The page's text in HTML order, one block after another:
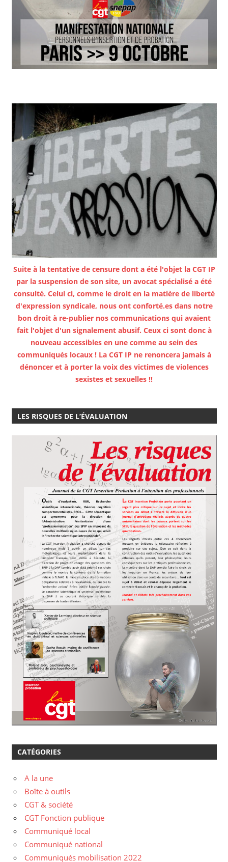
Suite à la tentative de censure dont a été l'objet la CGT IP
par la suspension de son site, un avocat spécialisé a été
consulté. Celui ci, comme le droit en la matière de liberté
d'expression syndicale, nous ont conforté.es dans notre
bon droit à re-publier nos communications qui avaient
fait l'objet d'un signalement abusif. Ceux ci sont donc à
nouveau accessibles en une comme au sein des
communiqués locaux ! La CGT IP ne renoncera jamais à
dénoncer et à porter la voix des victimes de violences
sexistes et sexuelles !!
LES RISQUES DE L’ÉVALUATION
CATÉGORIES
A la une
Boîte à outils
CGT & société
CGT Fonction publique
Communiqué local
Communiqué national
Communiqués mobilisation 2022